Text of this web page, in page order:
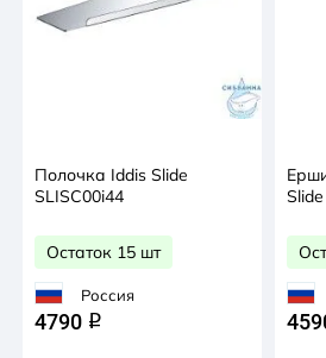
Полочка Iddis Slide
SLISC00i44
Остаток 15 шт
Россия
4790 q